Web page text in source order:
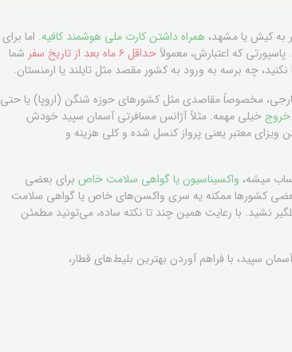
به کیش یا مشهد، همراه داشتن کارت ملی هوشمند کافیه. اما برای
که اعتبارش، معمولاًحداقل ۶ ماه بعد از تاریخ سفر
شما
مخصوصاً مقاصدی مثل کشورهای حوزه شنگن (اروپا) یا حتی
خروج خیلی مهمه. مثلاً آژانس مسافرتی آسمان سپید خودش
ویزای معتبر یعنی پرواز کنسل شده و کلی هزینه و
میشه، واکسیناسیون یا گواهی سلامت خاص برای بعضی
کشورها ممکنه یه سری واکسن‌های خاص یا گواهی سلامت
نشید. با رعایت همین چند تا نکته ساده، می‌تونید مطمئن
سپید، با فراهم آوردن بهترین بلیط‌های قطار،